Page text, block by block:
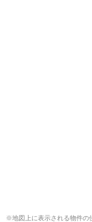
※地図上に表示される物件の